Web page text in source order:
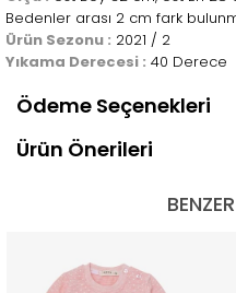
Bedenler arası 2 cm fark
Ürün Sezonu : 2021 / 2
Yıkama Derecesi : 40 Derece
Ödeme Seçenekleri
Ürün Önerileri